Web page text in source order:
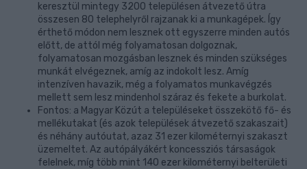
keresztül mintegy 3200 településen átvezető útra
összesen 80 telephelyről rajzanak ki a munkagépek. Így
érthető módon nem lesznek ott egyszerre minden autós
előtt, de attól még folyamatosan dolgoznak,
folyamatosan mozgásban lesznek és minden szükséges
munkát elvégeznek, amíg az indokolt lesz. Amíg
intenzíven havazik, még a folyamatos munkavégzés
mellett sem lesz mindenhol száraz és fekete a burkolat.
Fontos: a Magyar Közút a településeket összekötő fő- és
mellékutakat (és azok települések átvezető szakaszait)
és néhány autóutat, azaz 31 ezer kilométernyi szakaszt
üzemeltet. Az autópályákért koncessziós társaságok
felelnek, míg több mint 140 ezer kilométernyi belterületi